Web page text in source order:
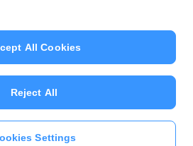
をダウンロ
PayPay Corporation
Settings
Reject All
All Cookies